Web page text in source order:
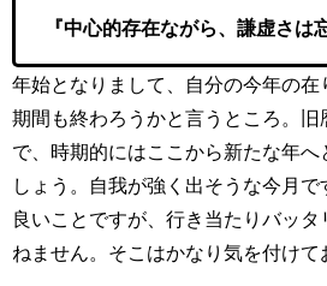
『中心的存在ながら、謙虚さは
年始となりまして、自分の今年の在
期間も終わろうかと言うところ。
で、時期的にはここから新たな年
しょう。自我が強く出そうな今月
良いことですが、行き当たりバッ
ねません。そこはかなり気を付けて